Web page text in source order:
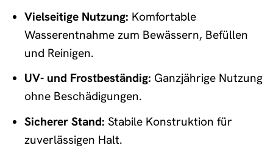
Vielseitige Nutzung: Komfortable
Wasserentnahme zum Bewässern, Befüllen
und Reinigen.
UV- und Frostbeständig: Ganzjährige Nutzung
ohne Beschädigungen.
Sicherer Stand: Stabile Konstruktion für
zuverlässigen Halt.